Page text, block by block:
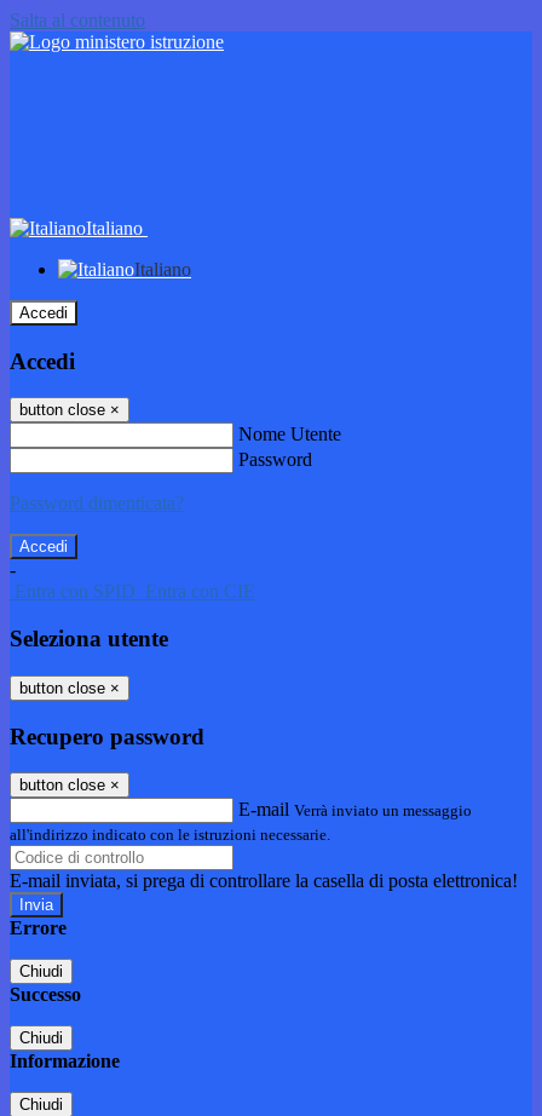
Salta al contenuto
Italiano
Italiano
Accedi
Accedi
button close ×
Nome Utente
Password
Password dimenticata?
-
Entra con SPID Entra con CIE
Seleziona utente
button close ×
Recupero password
button close ×
E-mail Verrà inviato un messaggio
all'indirizzo indicato con le istruzioni necessarie.
E-mail inviata, si prega di controllare la casella di posta elettronica!
Errore
Chiudi
Successo
Chiudi
Informazione
Chiudi